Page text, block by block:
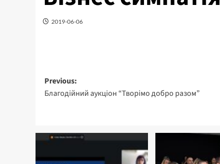
2019-06-06
Post
navigation
Previous:
Благодійний аукціон “Творімо добро разом”